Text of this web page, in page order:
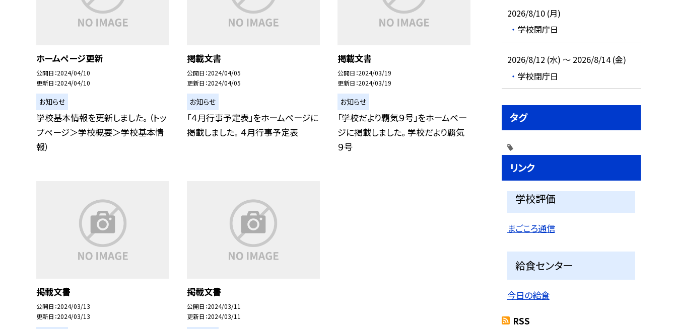
ホームページ更新
公開日 2024/04/10
更新日 2024/04/10
お知らせ
学校基本情報を更新しました。 （トッ
プページ＞学校概要＞学校基本情
報）
掲載文書
公開日 2024/04/05
更新日 2024/04/05
お知らせ
「４月行事予定表」をホームページに
掲載しました。 ４月行事予定表
掲載文書
公開日 2024/03/19
更新日 2024/03/19
お知らせ
「学校だより覇気９号」をホームペー
ジに掲載しました。 学校だより覇気
９号
掲載文書
公開日 2024/03/13
更新日 2024/03/13
掲載文書
公開日 2024/03/11
更新日 2024/03/11
2026/8/10 (月)
学校閉庁日
2026/8/12 (水) ～ 2026/8/14 (金)
学校閉庁日
タグ
リンク
学校評価
まごころ通信
給食センター
今日の給食
RSS